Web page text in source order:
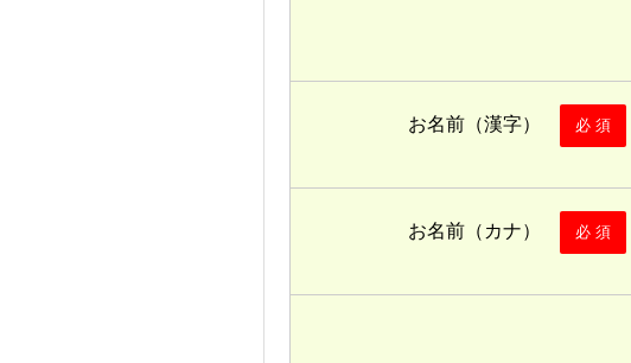
お名前（漢字） 必 須
お名前（カナ） 必 須